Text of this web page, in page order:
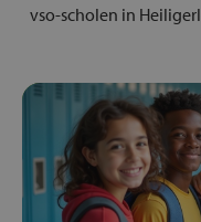
vso-scholen in